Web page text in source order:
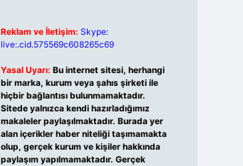
Reklam ve İletişim: Skype:
live:.cid.575569c608265c69
Yasal Uyarı: Bu internet sitesi, herhangi
bir marka, kurum veya şahıs şirketi ile
hiçbir bağlantısı bulunmamaktadır.
Sitede yalnızca kendi hazırladığımız
makaleler paylaşılmaktadır. Burada yer
alan içerikler haber niteliği taşımamakta
olup, gerçek kurum ve kişiler hakkında
paylaşım yapılmamaktadır. Gerçek